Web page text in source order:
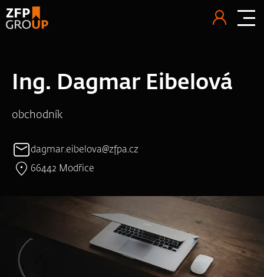
Ing. Dagmar Eibelová
obchodník
dagmar.eibelova@zfpa.cz
66442 Modřice